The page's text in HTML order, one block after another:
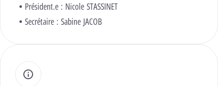
Président.e : Nicole STASSINET
Secrétaire : Sabine JACOB